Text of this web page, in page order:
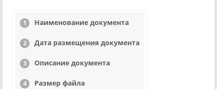
Наименование документа
Дата размещения документа
Описание документа
Размер файла